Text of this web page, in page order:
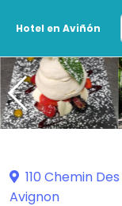
Hotel en Aviñón
110 Chemin
Avignon